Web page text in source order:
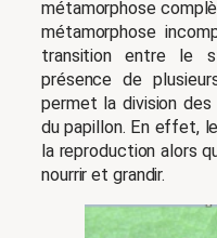
métamorphose
métamorphose
transition entre le
présence de
permet la division
du papillon. En effet,
la reproduction alors
nourrir et grandir.